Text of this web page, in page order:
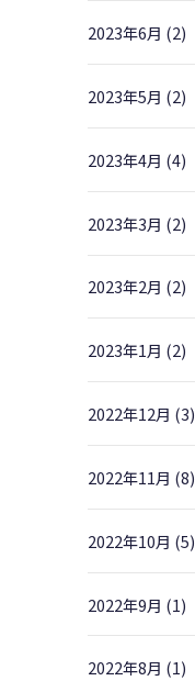
2023年6月 (2)
2023年5月 (2)
2023年4月 (4)
2023年3月 (2)
2023年2月 (2)
2023年1月 (2)
2022年12月 (3)
2022年11月 (8)
2022年10月 (5)
2022年9月 (1)
2022年8月 (1)